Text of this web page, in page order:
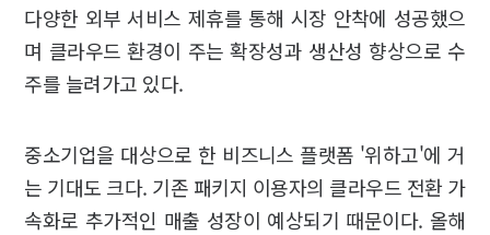
다양한 외부 서비스 제휴를 통해 시장 안착에 성공했으
며 클라우드 환경이 주는 확장성과 생산성 향상으로 수
주를 늘려가고 있다.
중소기업을 대상으로 한 비즈니스 플랫폼 '위하고'에 거
는 기대도 크다. 기존 패키지 이용자의 클라우드 전환 가
속화로 추가적인 매출 성장이 예상되기 때문이다. 올해